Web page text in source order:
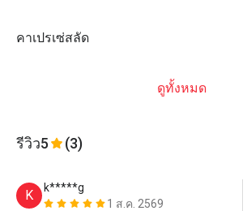
คาเปรเซ่สลัด
ดูทั้งหมด
รีวิว5 (3)
K
k*****g
1 ส.ค. 2569